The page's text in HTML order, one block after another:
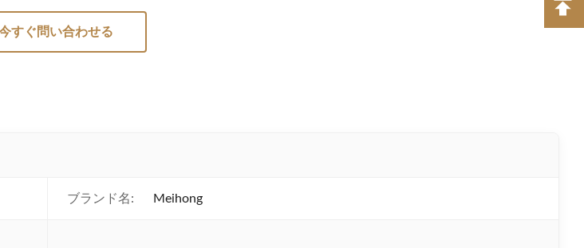
すぐ問い合わせる
ブランド名: Meihong